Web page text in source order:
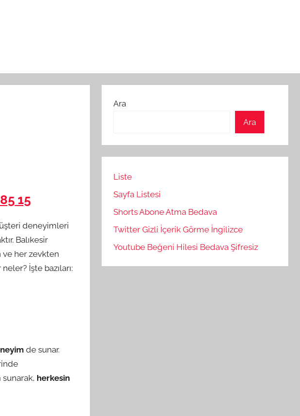
15
deneyimleri
Balıkesir
ve her zevkten
İşte bazıları:
de sunar.
herkesin
Ara
Ara
Liste
Sayfa Listesi
Shorts Abone Atma Bedava
Twitter Gizli İçerik Görme İngilizce
Youtube Beğeni Hilesi Bedava Şifresiz